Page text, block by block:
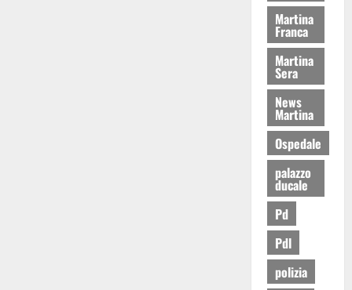
Martina
Franca
Martina
Sera
News
Martina
Ospedale
palazzo
ducale
Pd
Pdl
polizia